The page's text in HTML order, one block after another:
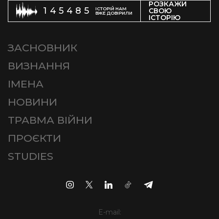
145485
ІСТОРІЙ НАМ
ВЖЕ ДОВІРИЛИ
РОЗКАЖИ
СВОЮ
ІСТОРІЮ
ЗАСНОВНИК
ВИЗНАННЯ
ІМЕНА
НОВИНИ
ТРАВМА ВІЙНИ
ПРОЄКТИ
STUDIES
E-mail: